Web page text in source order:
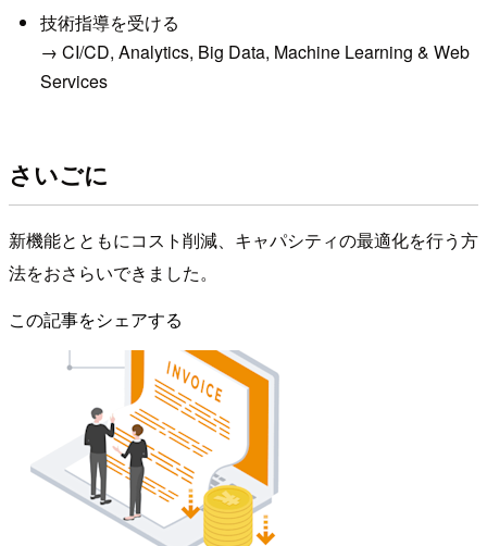
技術指導を受ける
→ CI/CD, Analytics, Big Data, Machine Learning & Web
Services
さいごに
新機能とともにコスト削減、キャパシティの最適化を行う方
法をおさらいできました。
この記事をシェアする